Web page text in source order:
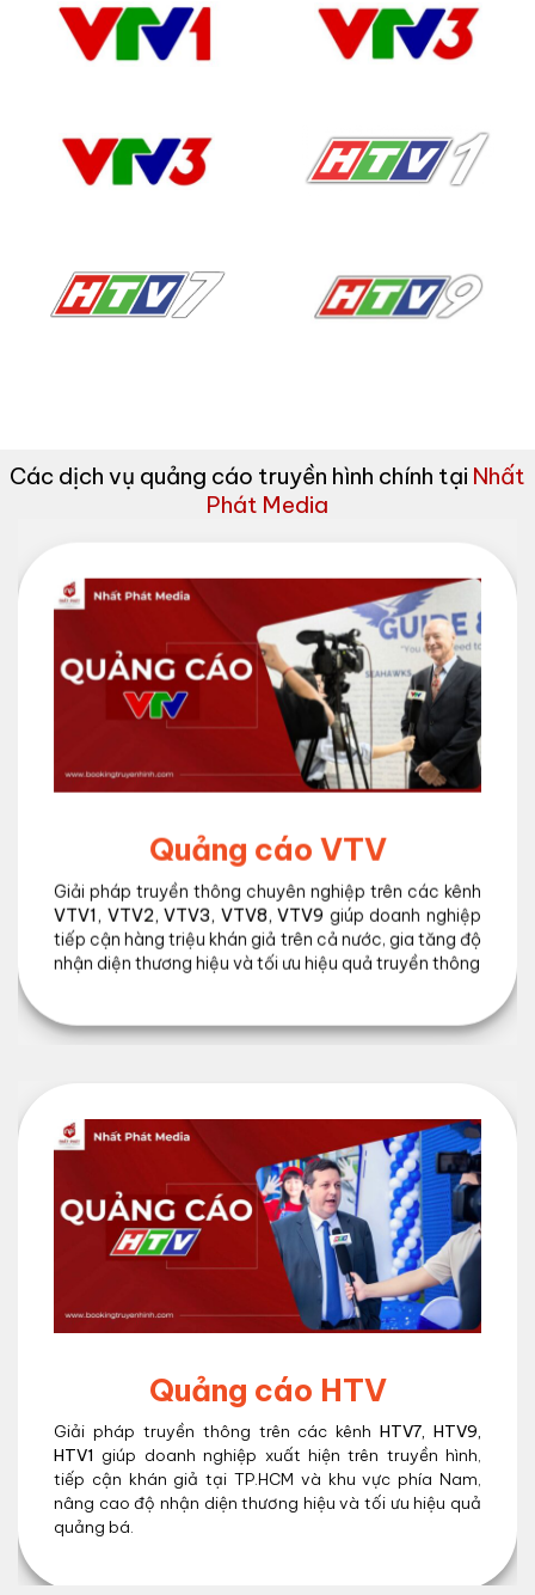
Các dịch vụ quảng cáo truyền hình chính tại Nhất
Phát Media
Quảng cáo VTV
Giải pháp truyền thông chuyên nghiệp trên các kênh
VTV1, VTV2, VTV3, VTV8, VTV9 giúp doanh nghiệp
tiếp cận hàng triệu khán giả trên cả nước, gia tăng độ
nhận diện thương hiệu và tối ưu hiệu quả truyền thông
Quảng cáo HTV
Giải pháp truyền thông trên các kênh HTV7, HTV9,
HTV1 giúp doanh nghiệp xuất hiện trên truyền hình,
tiếp cận khán giả tại TP.HCM và khu vực phía Nam,
nâng cao độ nhận diện thương hiệu và tối ưu hiệu quả
quảng bá.